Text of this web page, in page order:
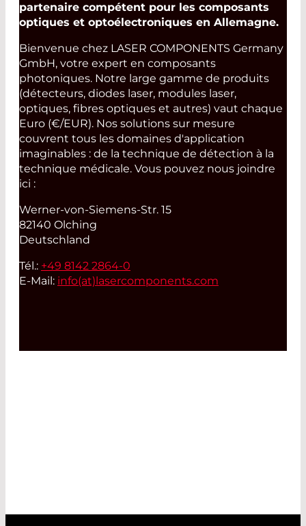
partenaire compétent pour les composants
optiques et optoélectroniques en Allemagne.
Bienvenue chez LASER COMPONENTS Germany
GmbH, votre expert en composants
photoniques. Notre large gamme de produits
(détecteurs, diodes laser, modules laser,
optiques, fibres optiques et autres) vaut chaque
Euro (€/EUR). Nos solutions sur mesure
couvrent tous les domaines d'application
imaginables : de la technique de détection à la
technique médicale. Vous pouvez nous joindre
ici :
Werner-von-Siemens-Str. 15
82140 Olching
Deutschland
Tél.: +49 8142 2864-0
E-Mail: info(at) lasercomponents.com